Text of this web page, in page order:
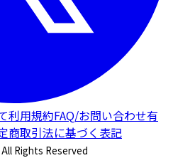
利用規約FAQ/お問い合わせ有
商取引法に基づく表記
Rights Reserved